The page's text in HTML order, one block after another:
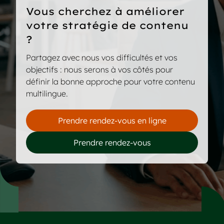
Vous cherchez à améliorer
votre stratégie de contenu
?
Partagez avec nous vos difficultés et vos
objectifs : nous serons à vos côtés pour
définir la bonne approche pour votre contenu
multilingue.
Prendre rendez-vous en ligne
Prendre rendez-vous